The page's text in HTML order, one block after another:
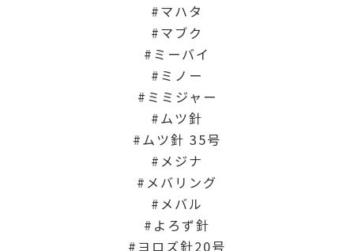
マハタ
マブク
ミーバイ
ミノー
ミミジャー
ムツ針
ムツ針 35号
メジナ
メバリング
メバル
よろず針
ヨロズ針20号